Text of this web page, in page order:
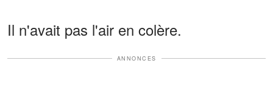
Il n'avait pas l'air en colère.
ANNONCES